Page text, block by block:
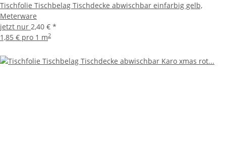
Tischfolie Tischbelag Tischdecke abwischbar einfarbig gelb,
Meterware
jetzt nur 2,40 € *
1,85 € pro 1 m2